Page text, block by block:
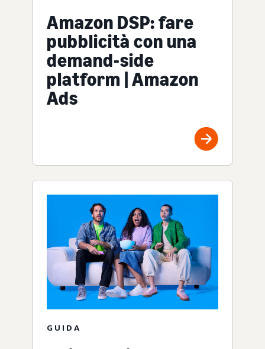
Amazon DSP: fare
pubblicità con una
demand-side
platform | Amazon
Ads
GUIDA